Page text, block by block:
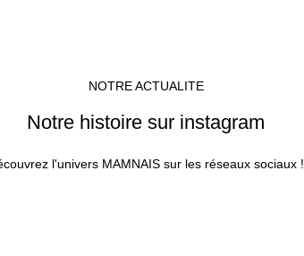
NOTRE ACTUALITE
Notre histoire sur instagram
l'univers MAMNAIS sur les réseaux sociaux !